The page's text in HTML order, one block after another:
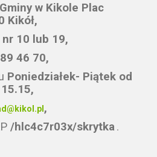
w Kikole Plac
Kikół,
10 lub 19,
46 70,
Poniedziałek- Piątek od
,
/hlc4c7r03x/skrytka .